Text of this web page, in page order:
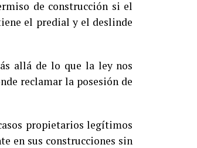
de construcción si el
el predial y el deslinde
allá de lo que la ley nos
reclamar la posesión de
propietarios legítimos
en sus construcciones sin